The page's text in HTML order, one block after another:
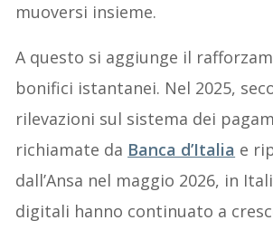
muoversi insieme.
A questo si aggiunge il
bonifici istantanei. Nel 2025,
rilevazioni sul sistema dei
richiamate da Banca d’Italia e
dall’Ansa nel maggio 2026, in
digitali hanno continuato a